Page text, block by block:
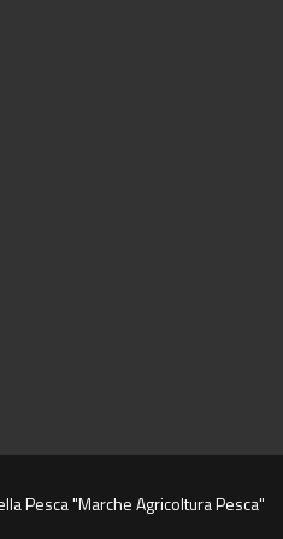
Pesca "Marche Agricoltura Pesca"